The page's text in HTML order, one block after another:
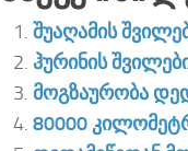
შუაღამის
ჰურინის
მოგზაურობა
80000